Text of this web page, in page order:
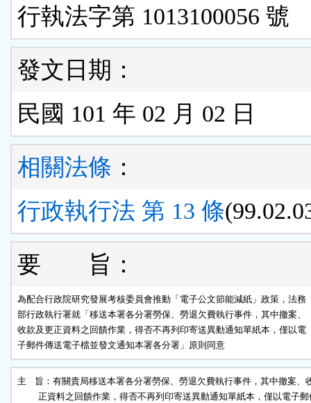
行執法字第 1013100056 號
發文日期：
民國 101 年 02 月 02 日
相關法條 ：
行政執行法 第 13 條
要 旨：
為配合行政院研究發展考核委員會推動「電子公文節能減紙」政策，法務
部行政執行署就「移送本署各分署勞保、勞退欠費執行事件，其中撤案、
收款及更正資料之回饋作業，得否不再列印寄送異動通知單紙本，僅以電
子郵件傳送電子檔並發文通知本署各分署」原則同意
主    旨：有關貴局移送本署各分署勞保、勞退欠費執行事件，其中撤案、
正資料之回饋作業，得否不再列印寄送異動通知單紙本，僅以電子